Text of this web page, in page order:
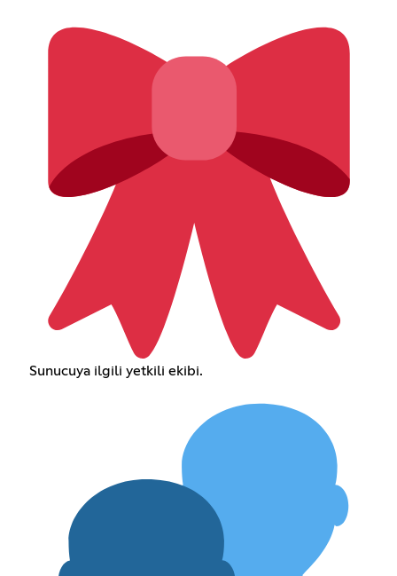
Sunucuya ilgili yetkili ekibi.